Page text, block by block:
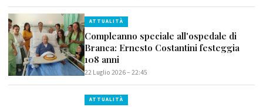
ATTUALITÀ
Compleanno speciale all'ospedale di
Branca: Ernesto Costantini festeggia
108 anni
22 Luglio 2026 – 22:45
ATTUALITÀ